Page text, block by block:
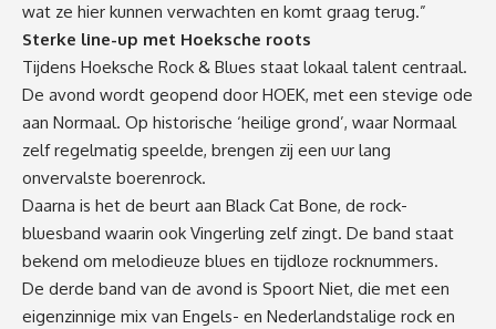
wat ze hier kunnen verwachten en komt graag terug.”
Sterke line-up met Hoeksche roots
Tijdens Hoeksche Rock & Blues staat lokaal talent centraal.
De avond wordt geopend door HOEK, met een stevige ode
aan Normaal. Op historische ‘heilige grond’, waar Normaal
zelf regelmatig speelde, brengen zij een uur lang
onvervalste boerenrock.
Daarna is het de beurt aan Black Cat Bone, de rock-
bluesband waarin ook Vingerling zelf zingt. De band staat
bekend om melodieuze blues en tijdloze rocknummers.
De derde band van de avond is Spoort Niet, die met een
eigenzinnige mix van Engels- en Nederlandstalige rock en